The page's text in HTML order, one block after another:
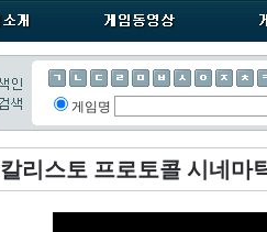
게임명
칼리스토 프로토콜 시네마